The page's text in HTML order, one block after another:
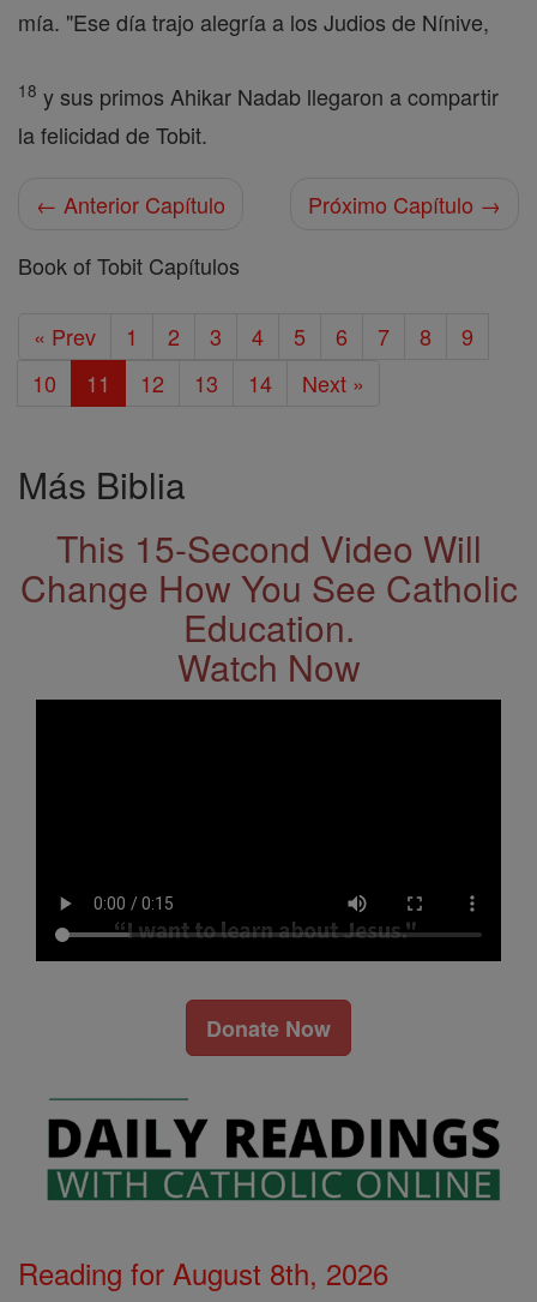
mía. "Ese día trajo alegría a los Judios de Nínive,
18 y sus primos Ahikar Nadab llegaron a compartir
la felicidad de Tobit.
← Anterior Capítulo
Próximo Capítulo →
Book of Tobit Capítulos
« Prev 1 2 3 4 5 6 7 8
9
10
11 12 13 14 Next »
Más Biblia
This 15-Second Video Will
Change How You See Catholic
Education.
Watch Now
Donate Now
Reading for August 8th, 2026